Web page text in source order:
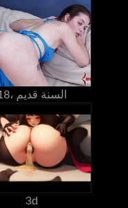
18، السنة قديم
3d